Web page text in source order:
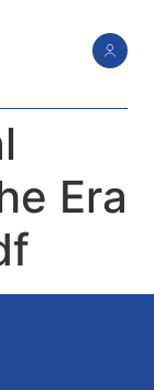
Era